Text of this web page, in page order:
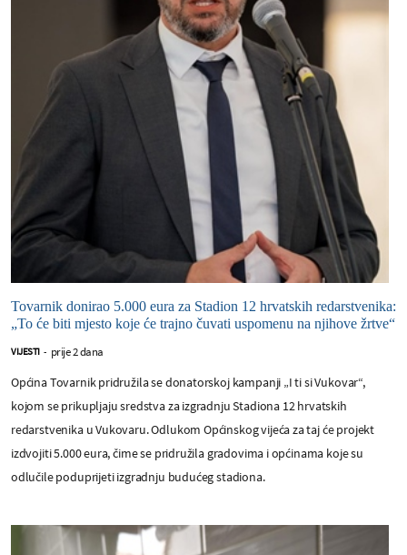
Tovarnik donirao 5.000 eura za Stadion 12 hrvatskih redarstvenika:
„To će biti mjesto koje će trajno čuvati uspomenu na njihove žrtve“
VIJESTI - prije 2 dana
Općina Tovarnik pridružila se donatorskoj kampanji „I ti si Vukovar“,
kojom se prikupljaju sredstva za izgradnju Stadiona 12 hrvatskih
redarstvenika u Vukovaru. Odlukom Općinskog vijeća za taj će projekt
izdvojiti 5.000 eura, čime se pridružila gradovima i općinama koje su
odlučile poduprijeti izgradnju budućeg stadiona.